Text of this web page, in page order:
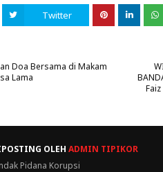
Twitter
Doa Bersama di Makam
Lama
OLEH ADMIN TIPIKOR
Pidana Korupsi